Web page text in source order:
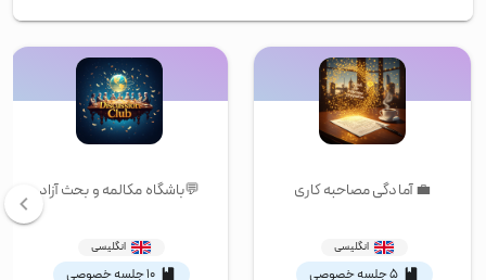
💼 آمادگی مصاحبه کاری
انگلیسی
۵ جلسه خصوصی
💬باشگاه مکالمه و بحث آزاد
انگلیسی
۱۰ جلسه خصوصی